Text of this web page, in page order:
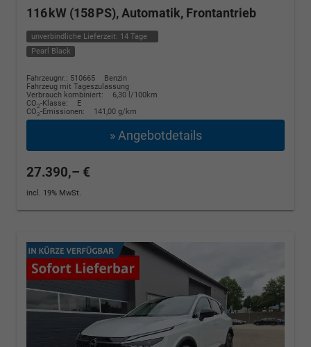
116 kW (158 PS), Automatik, Frontantrieb
unverbindliche Lieferzeit: 14 Tage
Pearl Black
Fahrzeugnr.: 510665
Benzin
Fahrzeug mit Tageszulassung
Verbrauch kombiniert:
6,30 l/100km
CO2-Klasse:
E
CO2-Emissionen: 141,00 g/km
» Angebotdetails
27.390,– €
incl. 19% MwSt.